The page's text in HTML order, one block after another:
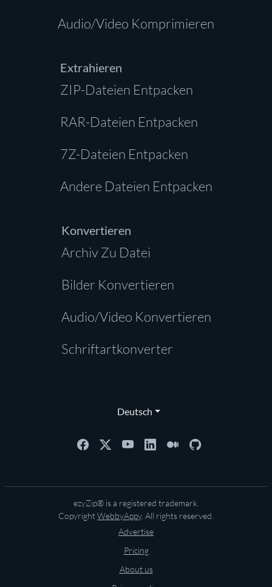
Audio/Video Komprimieren
Extrahieren
ZIP-Dateien Entpacken
RAR-Dateien Entpacken
7Z-Dateien Entpacken
Andere Dateien Entpacken
Konvertieren
Archiv Zu Datei
Bilder Konvertieren
Audio/Video Konvertieren
Schriftartkonverter
Deutsch
ezyZip® is a registered trademark.
CopyrightWebbyAppy. All rights reserved.
Advertise
Pricing
About us